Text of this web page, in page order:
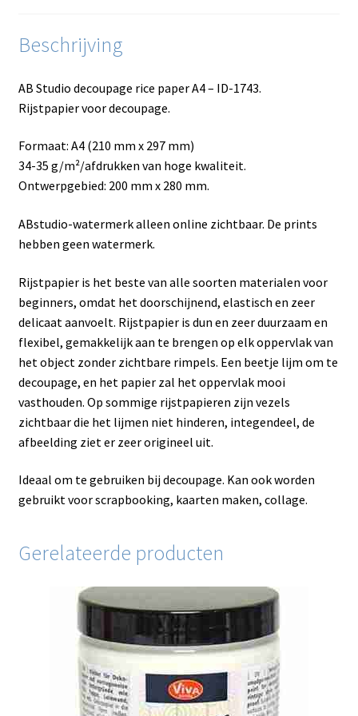
Beschrijving
AB Studio decoupage rice paper A4 – ID-1743.
Rijstpapier voor decoupage.
Formaat: A4 (210 mm x 297 mm)
34-35 g/m²/afdrukken van hoge kwaliteit.
Ontwerpgebied: 200 mm x 280 mm.
ABstudio-watermerk alleen online zichtbaar. De prints
hebben geen watermerk.
Rijstpapier is het beste van alle soorten materialen voor
beginners, omdat het doorschijnend, elastisch en zeer
delicaat aanvoelt. Rijstpapier is dun en zeer duurzaam en
flexibel, gemakkelijk aan te brengen op elk oppervlak van
het object zonder zichtbare rimpels. Een beetje lijm om te
decoupage, en het papier zal het oppervlak mooi
vasthouden. Op sommige rijstpapieren zijn vezels
zichtbaar die het lijmen niet hinderen, integendeel, de
afbeelding ziet er zeer origineel uit.
Ideaal om te gebruiken bij decoupage. Kan ook worden
gebruikt voor scrapbooking, kaarten maken, collage.
Gerelateerde producten